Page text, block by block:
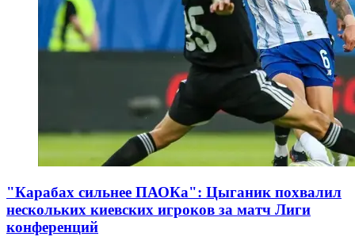
"Карабах сильнее ПАОКа": Цыганик похвалил
нескольких киевских игроков за матч Лиги
конференций